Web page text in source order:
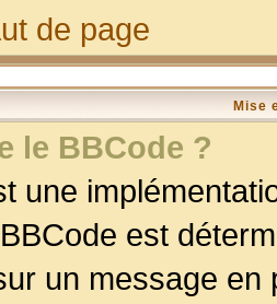
de page
Mise
le BBCode ?
une
est
un message